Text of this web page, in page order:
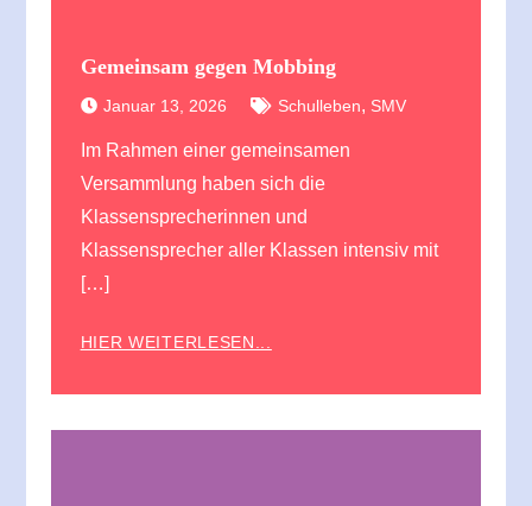
Gemeinsam gegen Mobbing
Januar 13, 2026 Schulleben, SMV
Im Rahmen einer gemeinsamen
Versammlung haben sich die
Klassensprecherinnen und
Klassensprecher aller Klassen intensiv mit
[…]
HIER WEITERLESEN...